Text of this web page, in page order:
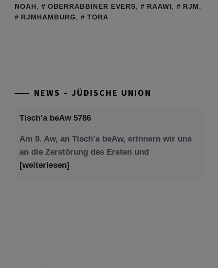
NOAH, OBERRABBINER EVERS, RAAWI, RJM,
RJMHAMBURG, TORA
NEWS – JÜDISCHE UNION
Tisch’a beAw 5786
Am 9. Aw, an Tisch’a beAw, erinnern wir uns
an die Zerstörung des Ersten und
[weiterlesen]